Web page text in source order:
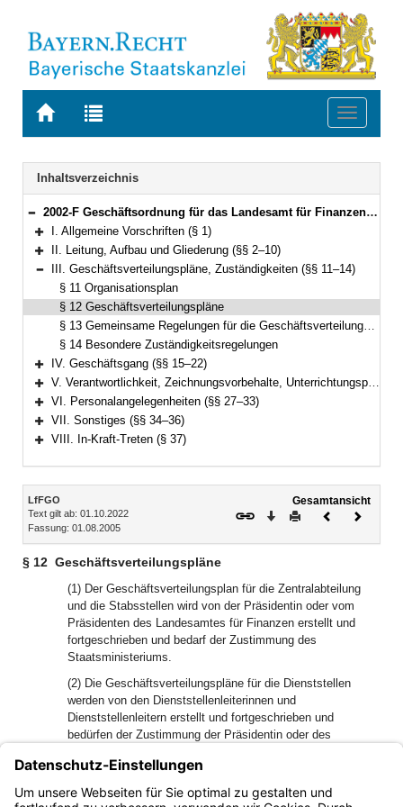
Zur
BAYERN.RECHT
Zur
letzten
Suche
Toggle
Navigation
Inhaltsverzeichnis
Bereich reduzieren
2002-F Geschäftsordnung für das Landesamt für Finanzen (LfFGO) Bekanntmachung des Bayerischen Staatsministeriums der Finanzen vom1. August 2005, Az. 41 - O 1800 - 009 - 31449/05 (FMBl. S. 150) (§§ 1–37)
Bereich erweitern
I. Allgemeine Vorschriften (§ 1)
Bereich erweitern
II. Leitung, Aufbau und Gliederung (§§ 2–10)
Bereich reduzieren
III. Geschäftsverteilungspläne, Zuständigkeiten (§§ 11–14)
§ 11 Organisationsplan
§ 12 Geschäftsverteilungspläne
§ 13 Gemeinsame Regelungen für die Geschäftsverteilungspläne
§ 14 Besondere Zuständigkeitsregelungen
Bereich erweitern
IV. Geschäftsgang (§§ 15–22)
Bereich erweitern
V. Verantwortlichkeit, Zeichnungsvorbehalte, Unterrichtungspflicht (§§ 23–26)
Bereich erweitern
VI. Personalangelegenheiten (§§ 27–33)
Bereich erweitern
VII. Sonstiges (§§ 34–36)
VIII. In-Kraft-Treten (§ 37)
Inhalt
LfFGO
Text gilt ab: 01.10.2022
Fassung: 01.08.2005
Gesamtansicht
Download
DruckenVorheriges
§ 12 Geschäftsverteilungspläne
(1) Der Geschäftsverteilungsplan für die Zentralabteilung
und die Stabsstellen wird von der Präsidentin oder vom
Präsidenten des Landesamtes für Finanzen erstellt und
fortgeschrieben und bedarf der Zustimmung des
Staatsministeriums.
(2) Die Geschäftsverteilungspläne für die Dienststellen
werden von den Dienststellenleiterinnen und
Dienststellenleitern erstellt und fortgeschrieben und
bedürfen der Zustimmung der Präsidentin oder des
Die Geschäftsverteilungspläne der Dienststellen sind –
soweit möglich – nach einem einheitlichen Schema zu